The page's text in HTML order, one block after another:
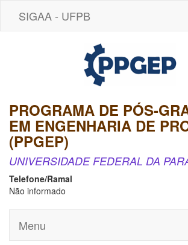
SIGAA - UFPB
PROGRAMA DE PÓS-
EM ENGENHARIA DE
(PPGEP)
UNIVERSIDADE FEDERAL DA
Telefone/Ramal
Não informado
Menu